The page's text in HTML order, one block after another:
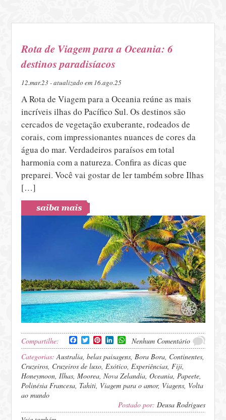
Rota de Viagem para a Oceania: 6
destinos paradisíacos
12.mar.23 - atualizado em 16.ago.25
A Rota de Viagem para a Oceania reúne as mais
incríveis ilhas do Pacífico Sul. Os destinos são
cercados de vegetação exuberante, rodeados de
corais, com impressionantes nuances de cores da
água do mar. Verdadeiros paraísos em total
harmonia com a natureza. Confira as dicas que
preparei. Você vai gostar de ler também sobre Ilhas
[…]
Compartilhe: Facebook
TwitterPinterestLinkedInWhatsApp
Nenhum Comentário
Categorias:Australia,belas paisagens,Bora Bora, Continentes,
Cruzeiros, Cruzeiros de luxo,Exótico,Experiências,Fiji,
Honeymoon,Ilhas,Moorea,Nova Zelandia,Oceania,Papeete,
Polinésia Francesa, Tahiti, Viagem para o amor, Viagens, Volta
ao mundo
Postado por: Deusa Rodrigues